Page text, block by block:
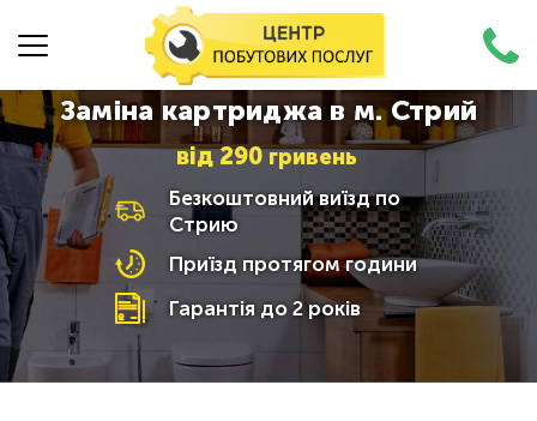
Заміна картриджа в м. Стрий
від290 гривень
Безкоштовний виїзд по
Стрию
Приїзд протягом години
Гарантія до 2 років